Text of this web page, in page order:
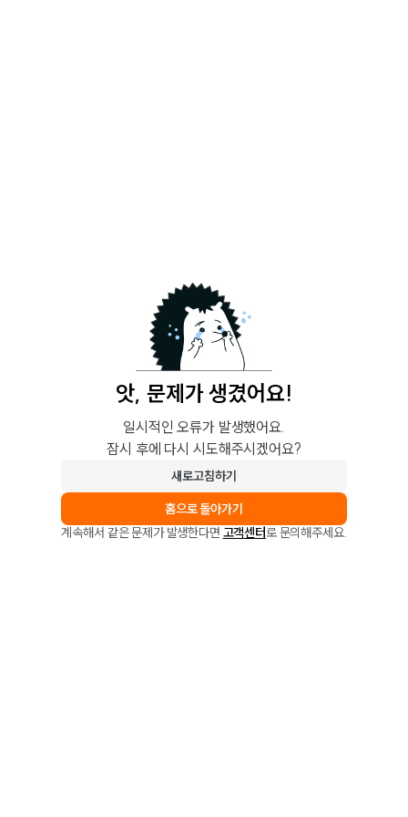
앗, 문제가 생겼어요!
일시적인 오류가 발생했어요.
잠시 후에 다시 시도해주시겠어요?
새로고침하기
홈으로 돌아가기
계속해서 같은 문제가 발생한다면 고객센터로 문의해주세요.